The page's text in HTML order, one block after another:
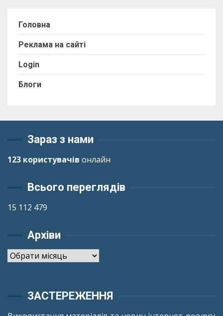
Головна
Реклама на сайті
Login
Блоги
Зараз з нами
123 користувачів онлайн
Всього переглядів
15 112 479
Архіви
Архіви
ЗАСТЕРЕЖЕННЯ